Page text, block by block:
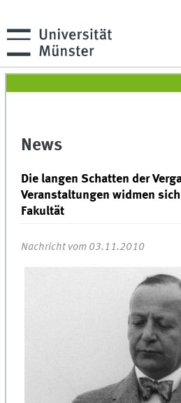
News
Die langen Schatten der
Veranstaltungen widmen
Fakultät
Nachricht vom 03.11.2010